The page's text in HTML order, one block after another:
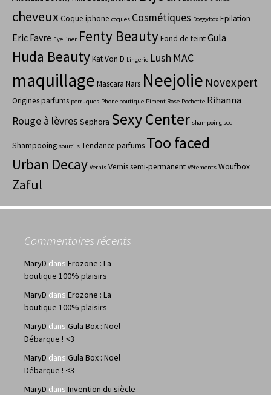
cheveuxCoque iphone coques Cosmétiques Doggybox Epilation
Eric Favre Eye liner Fenty BeautyFond de teintGula
Huda BeautyKat Von D Lingerie Lush MAC
maquillage Mascara Nars Neejolie Novexpert
Origines parfums perruques Phone boutique Piment Rose Pochette Rihanna
Rouge à lèvres Sephora Sexy Center shampoing sec
Shampooing sourcils Tendance parfums Too faced
Urban Decay Vernis Vernis semi-permanent Vêtements Woufbox
Zaful
Commentaires récents
MaryD dans Erozone : La
boutique 100% plaisirs
MaryD dans Erozone : La
boutique 100% plaisirs
MaryD dans Gula Box : Noel
Débarque ! <3
MaryD dans Gula Box : Noel
Débarque ! <3
MaryD dans Invention du siècle